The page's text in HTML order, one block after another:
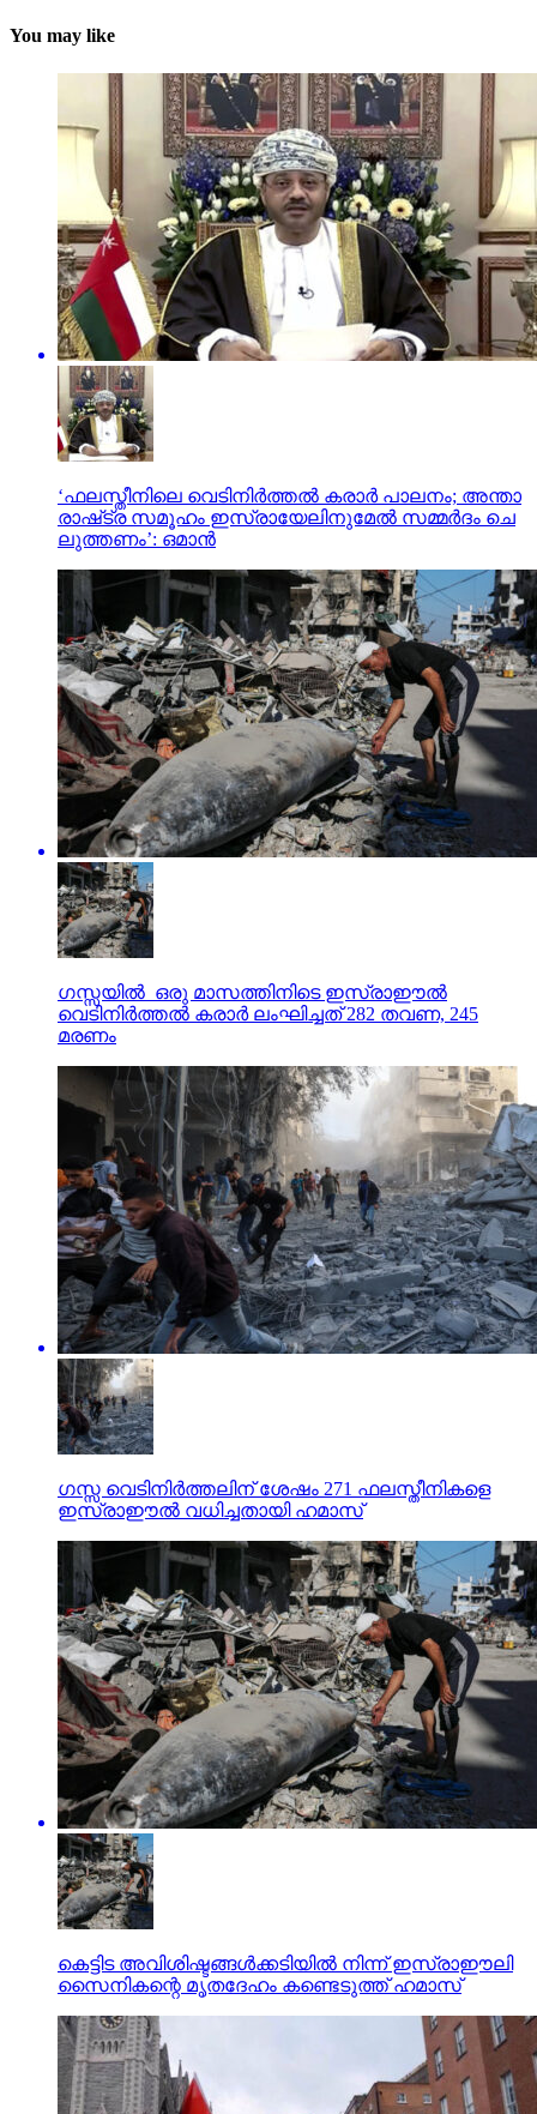
You may like
‘ഫലസ്തീനിലെ വെടിനിർത്തൽ കരാർ പാലനം; അ​ന്താ​
രാ​ഷ്‌​ട്ര സ​മൂ​ഹം ഇ​സ്രായേലിനുമേൽ സ​മ്മ​ർ​ദം ചെ​
ലു​ത്ത​ണം’: ഒ​മാ​ൻ
ഗസ്സയില്‍ ഒരു മാസത്തിനിടെ ഇസ്രാഈല്‍
വെടിനിര്‍ത്തല്‍ കരാര്‍ ലംഘിച്ചത് 282 തവണ, 245
മരണം
ഗസ്സ വെടിനിര്‍ത്തലിന് ശേഷം 271 ഫലസ്തീനികളെ
ഇസ്രാഈല്‍ വധിച്ചതായി ഹമാസ്
കെട്ടിട അവിശിഷ്ടങ്ങള്‍ക്കടിയില്‍ നിന്ന് ഇസ്രാഈലി
സൈനികന്റെ മൃതദേഹം കണ്ടെടുത്ത് ഹമാസ്